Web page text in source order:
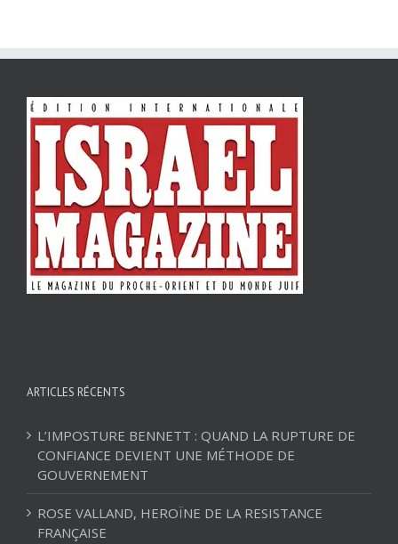
ARTICLES RÉCENTS
L’IMPOSTURE BENNETT : QUAND LA RUPTURE DE
CONFIANCE DEVIENT UNE MÉTHODE DE
GOUVERNEMENT
ROSE VALLAND, HEROÏNE DE LA RESISTANCE
FRANÇAISE